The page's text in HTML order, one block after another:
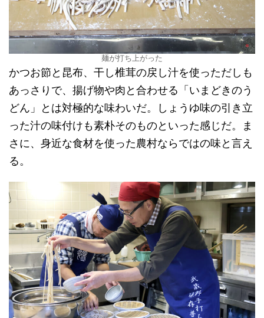
麺が打ち上がった
かつお節と昆布、干し椎茸の戻し汁を使っただしも
あっさりで、揚げ物や肉と合わせる「いまどきのう
どん」とは対極的な味わいだ。しょうゆ味の引き立
った汁の味付けも素朴そのものといった感じだ。ま
さに、身近な食材を使った農村ならではの味と言え
る。